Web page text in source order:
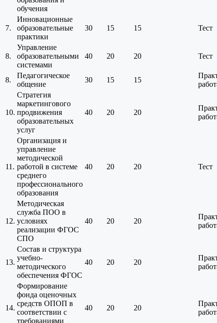
обучения
7.
Инновационные
образовательные
практики
30 15 15 Тест
8.
Управление
образовательными
системами
40 20 20 Тест
8.
Педагогическое
общение
30 15 15
10.
Стратегия
маркетингового
продвижения
образовательных
услуг
40 20 20
11.
Организация и
управление
методической
работой в системе
среднего
профессионального
образования
40 20 20 Тест
12.
Методическая
служба ПОО в
условиях
реализации ФГОС
СПО
40 20 20
13.
Состав и структура
учебно-
методического
обеспечения ФГОС
40 20 20
14.
Формирование
фонда оценочных
средств ОПОП в
соответствии с
требованиями
40 20 20